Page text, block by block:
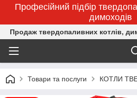
Професійний підбір
димоходів
Продаж твердопаливних котлів,
Товари та послуги КОТЛИ